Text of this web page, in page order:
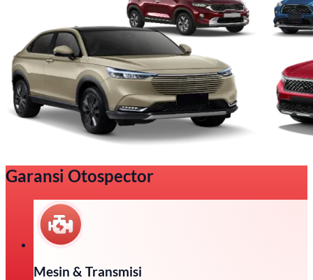
Garansi Otospector
Mesin & Transmisi